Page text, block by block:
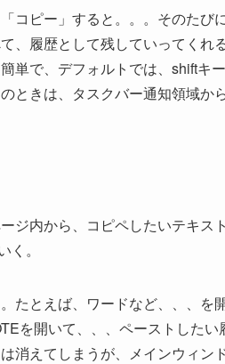
コピー」すると。。。そのたび
、履歴として残していってくれる
単で、デフォルトでは、shiftキ
ときは、タスクバー通知領域か
ジ内から、コピペしたいテキス
。
たとえば、ワードなど、、、
を開いて、、、ペーストした
消えてしまうが、メインウィ